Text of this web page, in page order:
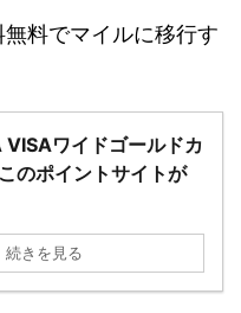
料でマイルに移行す
VISAワイドゴールドカ
のポイントサイトが
続きを見る